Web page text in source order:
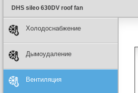
DHS sileo 630DV roof fan
Холодоснабжение
Дымоудаление
Вентиляция